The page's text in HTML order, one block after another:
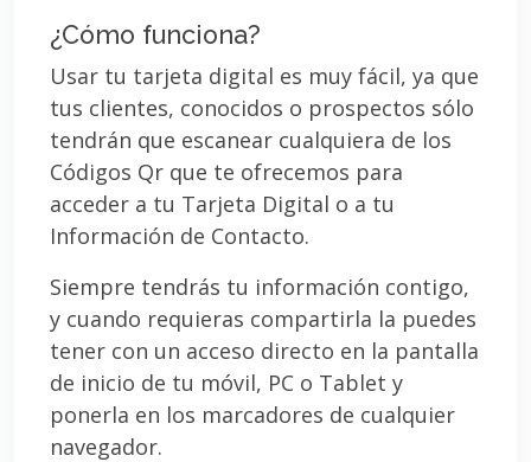
¿Cómo funciona?
Usar tu tarjeta digital es muy fácil, ya que
tus clientes, conocidos o prospectos sólo
tendrán que escanear cualquiera de los
Códigos Qr que te ofrecemos para
acceder a tu Tarjeta Digital o a tu
Información de Contacto.
Siempre tendrás tu información contigo,
y cuando requieras compartirla la puedes
tener con un acceso directo en la pantalla
de inicio de tu móvil, PC o Tablet y
ponerla en los marcadores de cualquier
navegador.